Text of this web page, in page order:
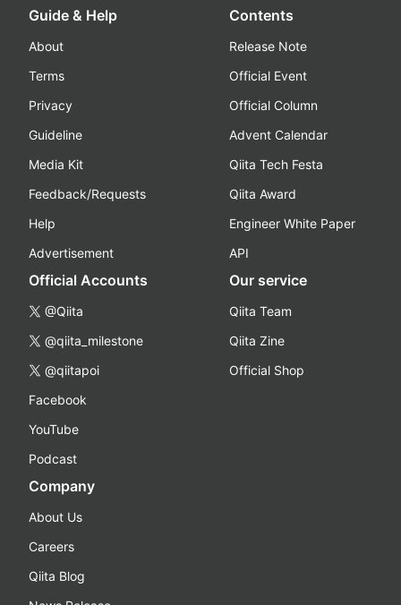
Guide & Help
About
Terms
Privacy
Guideline
Media Kit
Feedback/Requests
Help
Advertisement
Contents
Release Note
Official Event
Official Column
Advent Calendar
Qiita Tech Festa
Qiita Award
Engineer White Paper
API
Official Accounts
@Qiita
@qiita_milestone
@qiitapoi
Facebook
YouTube
Podcast
Our service
Qiita Team
Qiita Zine
Official Shop
Company
About Us
Careers
Qiita Blog